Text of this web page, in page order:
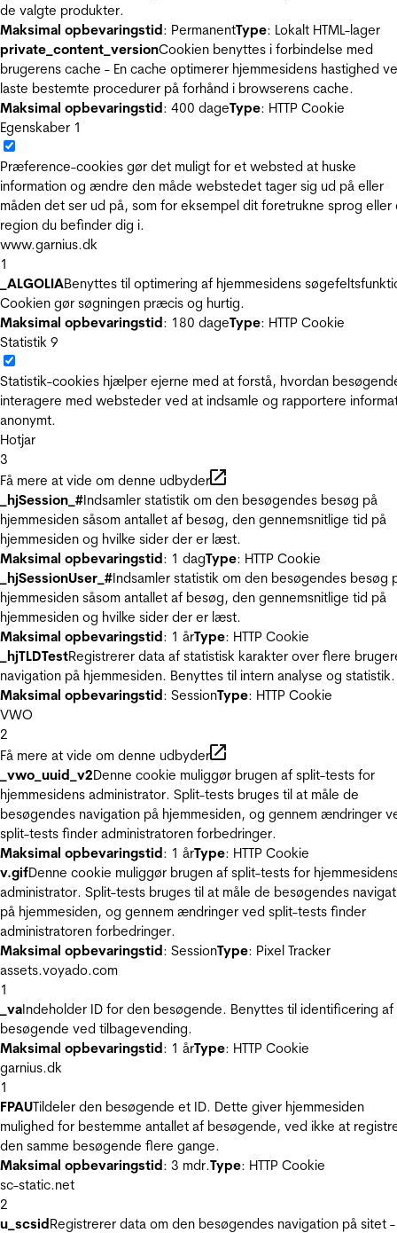
de valgte produkter.
Maksimal opbevaringstid: PermanentType: Lokalt HTML-lager
private_content_versionCookien benyttes i forbindelse med
brugerens cache - En cache optimerer hjemmesidens hastighed
laste bestemte procedurer på forhånd i browserens cache.
Maksimal opbevaringstid: 400 dageType: HTTP Cookie
Egenskaber 1
Præference-cookies gør det muligt for et websted at huske
information og ændre den måde webstedet tager sig ud på eller
måden det ser ud på, som for eksempel dit foretrukne sprog eller
region du befinder dig i.
www.garnius.dk
1
_ALGOLIABenyttes til optimering af hjemmesidens
Cookien gør søgningen præcis og hurtig.
Maksimal opbevaringstid: 180 dageType: HTTP Cookie
Statistik 9
Statistik-cookies hjælper ejerne med at forstå, hvordan
interagere med websteder ved at indsamle og rapportere
anonymt.
Hotjar
3
Få mere at vide om denne udbyder
_hjSession_#Indsamler statistik om den besøgendes besøg på
hjemmesiden såsom antallet af besøg, den gennemsnitlige tid på
hjemmesiden og hvilke sider der er læst.
Maksimal opbevaringstid: 1 dagType: HTTP Cookie
_hjSessionUser_#Indsamler statistik om den besøgendes besøg
hjemmesiden såsom antallet af besøg, den gennemsnitlige tid på
hjemmesiden og hvilke sider der er læst.
Maksimal opbevaringstid: 1 årType: HTTP Cookie
_hjTLDTestRegistrerer data af statistisk karakter over flere
navigation på hjemmesiden. Benyttes til intern analyse og statistik.
Maksimal opbevaringstid: SessionType: HTTP Cookie
VWO
2
Få mere at vide om denne udbyder
_vwo_uuid_v2Denne cookie muliggør brugen af split-tests for
hjemmesidens administrator. Split-tests bruges til at måle de
besøgendes navigation på hjemmesiden, og gennem ændringer
split-tests finder administratoren forbedringer.
Maksimal opbevaringstid: 1 årType: HTTP Cookie
v.gifDenne cookie muliggør brugen af split-tests for
administrator. Split-tests bruges til at måle de besøgendes
på hjemmesiden, og gennem ændringer ved split-tests finder
administratoren forbedringer.
Maksimal opbevaringstid: SessionType: Pixel Tracker
assets.voyado.com
1
_vaIndeholder ID for den besøgende. Benyttes til identificering af
besøgende ved tilbagevending.
Maksimal opbevaringstid: 1 årType: HTTP Cookie
garnius.dk
1
FPAUTildeler den besøgende et ID. Dette giver hjemmesiden
mulighed for bestemme antallet af besøgende, ved ikke at
den samme besøgende flere gange.
Maksimal opbevaringstid: 3 mdr.Type: HTTP Cookie
sc-static.net
2
u_scsidRegistrerer data om den besøgendes navigation på sitet -